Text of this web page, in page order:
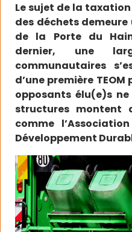
Le sujet de la
des déchets
de la Porte du
dernier, une
communautaires
d’une première
opposants élu(e)s
structures montent
comme
Développement